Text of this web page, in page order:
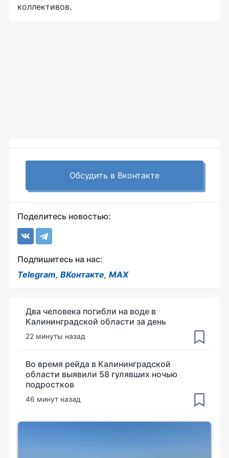
коллективов.
Обсудить в Вконтакте
Поделитесь новостью:
Подпишитесь на нас:
Telegram, ВКонтакте, MAX
Два человека погибли на воде в
Калининградской области за день
22 минуты назад
Во время рейда в Калининградской
области выявили 58 гулявших ночью
подростков
46 минут назад